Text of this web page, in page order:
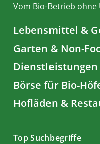
Vom Bio-Betrieb ohne
Lebensmittel &
Garten & Non-
Dienstleistungen
Börse für Bio-
Hofläden &
Top Suchbegriffe